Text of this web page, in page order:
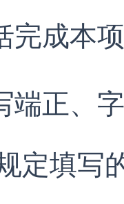
完成本
端正、
定填写